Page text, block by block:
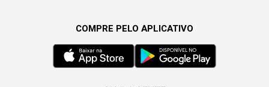
COMPRE PELO APLICATIVO